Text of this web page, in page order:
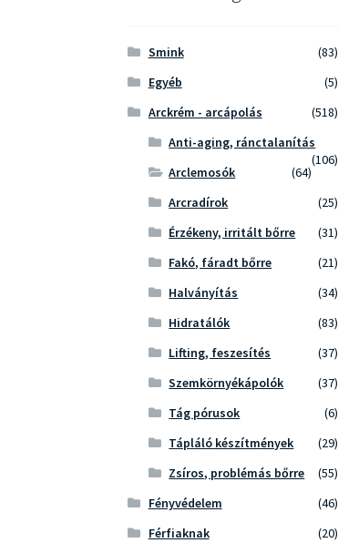
Smink
(83)
Egyéb
(5)
Arckrém - arcápolás
(518)
Anti-aging, ránctalanítás
(106)
Arclemosók
(64)
Arcradírok
(25)
Érzékeny, irritált bőrre
(31)
Fakó, fáradt bőrre
(21)
Halványítás
(34)
Hidratálók
(83)
Lifting, feszesítés
(37)
Szemkörnyékápolók
(37)
Tág pórusok
(6)
Tápláló készítmények
(29)
Zsíros, problémás bőrre
(55)
Fényvédelem
(46)
Férfiaknak
(20)